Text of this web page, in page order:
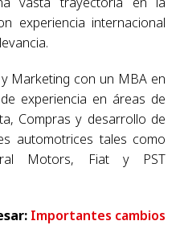
experiencia internacional
Marketing con un MBA en
experiencia en áreas de
Compras y desarrollo de
automotrices tales como
Motors, Fiat y PST
Importantes cambios